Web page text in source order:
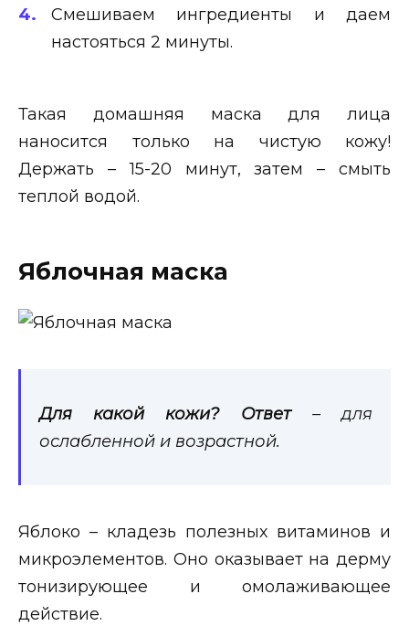
Смешиваем ингредиенты и даем
настояться 2 минуты.
Такая домашняя маска для лица
наносится только на чистую кожу!
Держать – 15-20 минут, затем – смыть
теплой водой.
Яблочная маска
Для какой кожи? Ответ– для
ослабленной и возрастной.
Яблоко – кладезь полезных витаминов и
микроэлементов. Оно оказывает на дерму
тонизирующее и омолаживающее
действие.